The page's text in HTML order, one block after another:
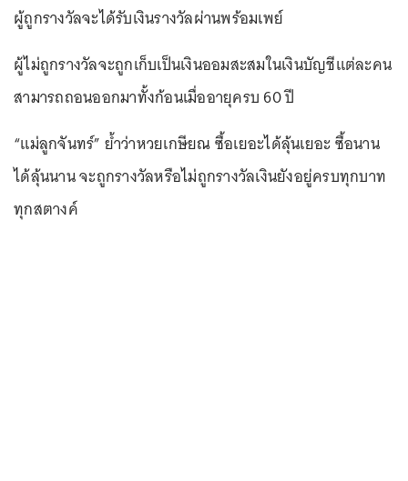
ผู้ถูกรางวัลจะได้รับเงินรางวัลผ่านพร้อมเพย์
ผู้ไม่ถูกรางวัลจะถูกเก็บเป็นเงินออมสะสมในเงินบัญชีแต่ละคน
สามารถถอนออกมาทั้งก้อนเมื่ออายุครบ 60 ปี
“แม่ลูกจันทร์” ย้ำว่าหวยเกษียณ ซื้อเยอะได้ลุ้นเยอะ ซื้อนาน
ได้ลุ้นนาน จะถูกรางวัลหรือไม่ถูกรางวัลเงินยังอยู่ครบทุกบาท
ทุกสตางค์